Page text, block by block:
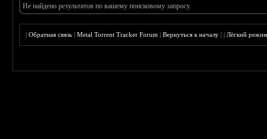
Не найдено результатов по вашему поисковому запросу.
|Обратная связь |Metal Torrent Tracker Forum |Вернуться к началу ||Лёгкий